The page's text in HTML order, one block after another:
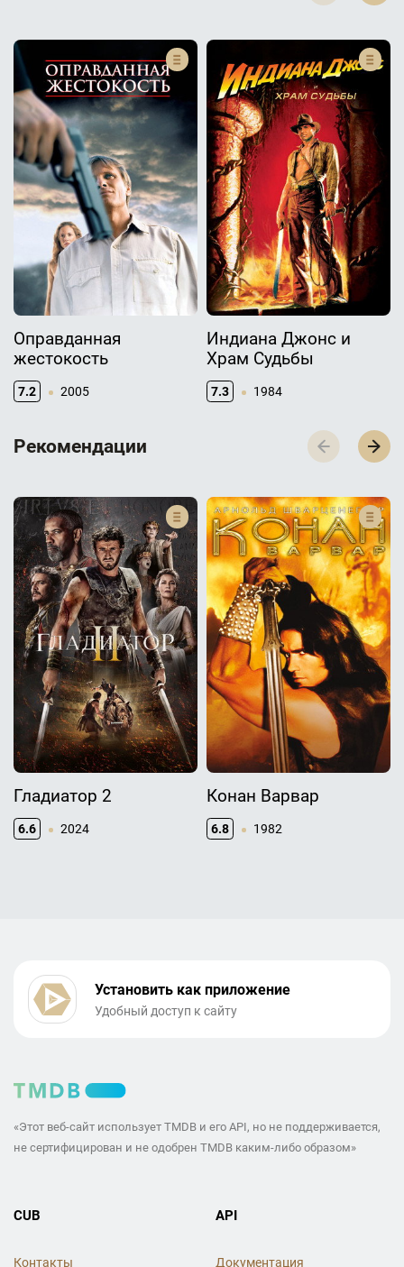
Оправданная
жестокость
7.2 2005
Индиана Джонс и
Храм Судьбы
7.3 1984
Р­­­е­­­к­­­о­­­м­­­е­­­н­­­д­­­а­­­ц­­­и­­­и
Гладиатор 2
6.6 2024
Конан Варвар
6.8 1982
Установить как приложение
Удобный доступ к сайту
«Этот веб-сайт использует TMDB и его API, но не поддерживается,
не сертифицирован и не одобрен TMDB каким-либо образом»
CUB
Контакты
API
Документация